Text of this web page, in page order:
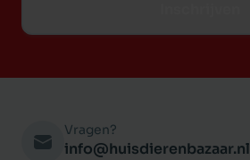
Vragen?
info@huisdierenbazaar.nl